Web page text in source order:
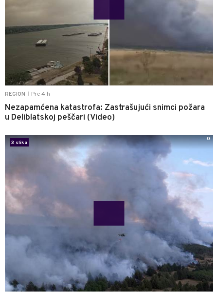
REGION Pre 4 h
Nezapamćena katastrofa: Zastrašujući snimci požara
u Deliblatskoj peščari (Video)
3 slika
0